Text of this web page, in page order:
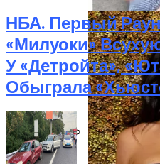
В Киеве У
НБА. Первый
«Милуоки»
У «Детройта»,
Обыграла